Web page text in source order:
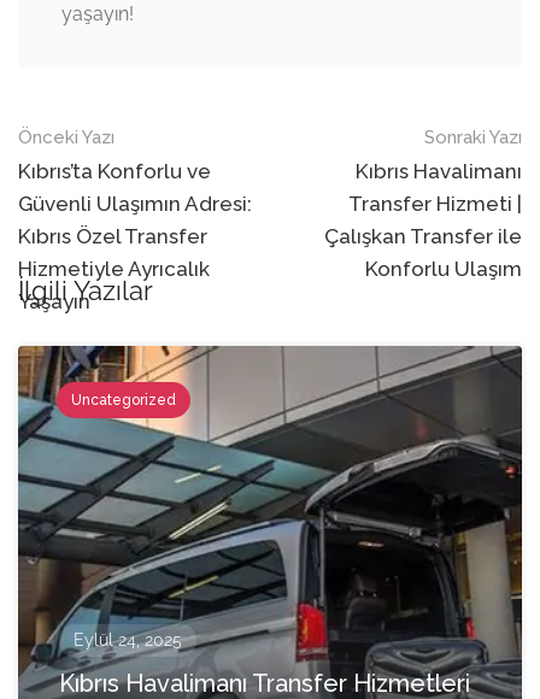
yaşayın!
Navigasyon
sonrası
Önceki Yazı
Kıbrıs’ta Konforlu ve
Güvenli Ulaşımın Adresi:
Kıbrıs Özel Transfer
Hizmetiyle Ayrıcalık
Yaşayın
Sonraki Yazı
Kıbrıs Havalimanı
Transfer Hizmeti |
Çalışkan Transfer ile
Konforlu Ulaşım
İlgili Yazılar
Uncategorized
Eylül 24, 2025
Kıbrıs Havalimanı Transfer Hizmetleri